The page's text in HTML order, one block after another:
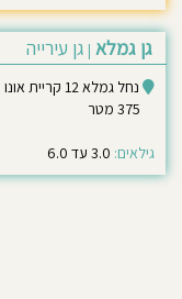
גן גמלא | גן עירייה
נחל גמלא 12 קריית אונו
375 מטר
גילאים: 3.0 עד 6.0